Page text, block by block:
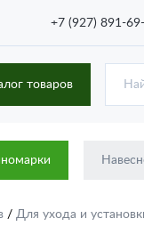
+7 (927) 891-
товаров
/ Для ухода и